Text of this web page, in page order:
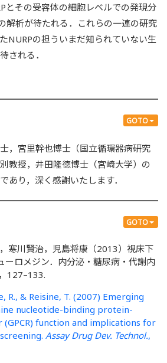
とその受容体の細胞レベルでの発現分
解析が待たれる．これらの一連の研究
NURPの担ういまだ知られていない生
される．
GOTO
，宮里幹也博士（国立循環器病研究
教授，井田隆徳博士（宮崎大学）の
あり，深く感謝いたします．
GOTO
寒川賢治，児島将康（2013）視床下
ーロメジン．内分泌・糖尿病・代謝内
127–133.
R., & Reisine, T. (2007) Emerging
nucleotide-binding protein-
function and implications for
Assay Drug Dev. Technol.,